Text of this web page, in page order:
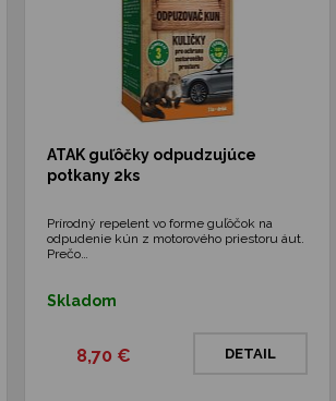
ATAK guľôčky odpudzujúce
potkany 2ks
Prírodný repelent vo forme guľôčok na
odpudenie kún z motorového priestoru áut.
Prečo…
Skladom
8,70 € DETAIL